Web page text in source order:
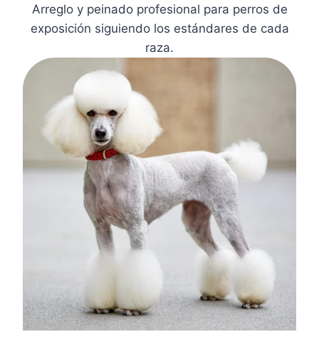
Arreglo y peinado profesional para perros de
exposición siguiendo los estándares de cada
raza.